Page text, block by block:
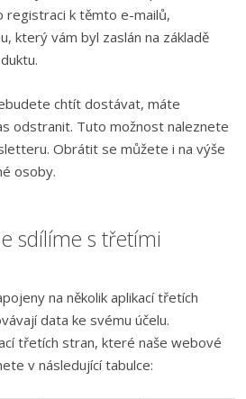
registraci k těmto e-mailů,
který vám byl zaslán na základě
chtít dostávat, máte
odstranit. Tuto možnost naleznete
Obrátit se můžete i na výše
osoby.
sdílíme s třetími
na několik aplikací třetích
data ke svému účelu.
třetích stran, které naše webové
v následující tabulce: